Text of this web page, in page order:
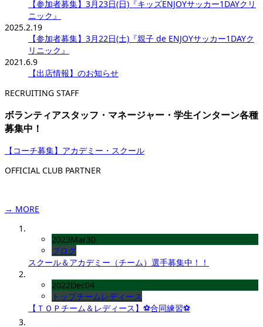
【参加者募集】3月23日(日)『キッズENJOYサッカー1DAYクリ
ニック』
2025.2.19
【参加者募集】3月22日(土)『親子 de ENJOYサッカー1DAYク
リニック』
2021.6.9
【出店情報】のお知らせ
RECRUITING STAFF
ボランティアスタッフ・マネージャー・学生インターン各種
募集中！
【コーチ募集】アカデミー・スクール
OFFICIAL CLUB PARTNER
→ MORE
2023Mar30
ブログ
スクール＆アカデミー（チーム）選手募集中！！
2022Dec04
トップチームレディース
【ＴＯＰチーム＆レディース】⚽合同練習⚽